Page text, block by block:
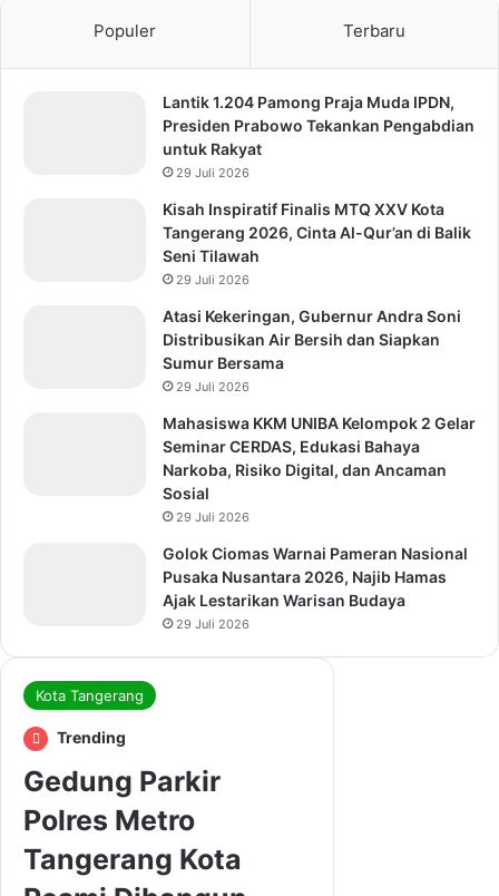
Populer Terbaru
Lantik 1.204 Pamong Praja Muda IPDN,
Presiden Prabowo Tekankan Pengabdian
untuk Rakyat
29 Juli 2026
Kisah Inspiratif Finalis MTQ XXV Kota
Tangerang 2026, Cinta Al-Qur’an di Balik
Seni Tilawah
29 Juli 2026
Atasi Kekeringan, Gubernur Andra Soni
Distribusikan Air Bersih dan Siapkan
Sumur Bersama
29 Juli 2026
Mahasiswa KKM UNIBA Kelompok 2 Gelar
Seminar CERDAS, Edukasi Bahaya
Narkoba, Risiko Digital, dan Ancaman
Sosial
29 Juli 2026
Golok Ciomas Warnai Pameran Nasional
Pusaka Nusantara 2026, Najib Hamas
Ajak Lestarikan Warisan Budaya
29 Juli 2026